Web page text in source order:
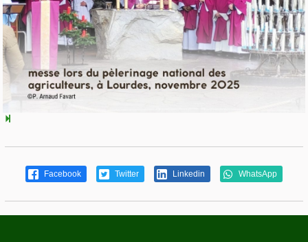
Facebook Twitter Linkedin WhatsApp